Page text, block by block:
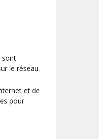
sont
le réseau.
et de
pour